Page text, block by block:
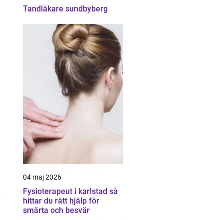
Tandläkare sundbyberg
04 maj 2026
Fysioterapeut i karlstad så
hittar du rätt hjälp för
smärta och besvär